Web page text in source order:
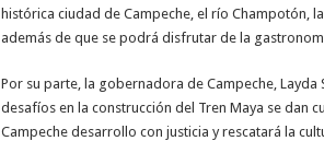
histórica ciudad de Campeche, el río Champotón,
además de que se podrá disfrutar de la
Por su parte, la gobernadora de Campeche,
desafíos en la construcción del Tren Maya se dan
Campeche desarrollo con justicia y rescatará la